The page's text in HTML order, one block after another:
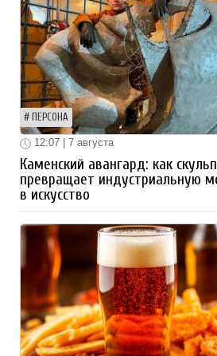
ПЕРСОНА
12:07 | 7 августа
Каменский авангард: как
превращает индустриальную
в искусство